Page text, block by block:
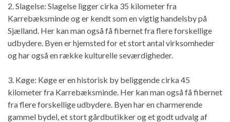
2. Slagelse: Slagelse ligger cirka 35 kilometer fra
Karrebæksminde og er kendt som en vigtig handelsby på
Sjælland. Her kan man også få fibernet fra flere forskellige
udbydere. Byen er hjemsted for et stort antal virksomheder
og har også en række kulturelle seværdigheder.
3. Køge: Køge er en historisk by beliggende cirka 45
kilometer fra Karrebæksminde. Her kan man også få fibernet
fra flere forskellige udbydere. Byen har en charmerende
gammel bydel, et stort gårdbutikker og et godt udvalg af